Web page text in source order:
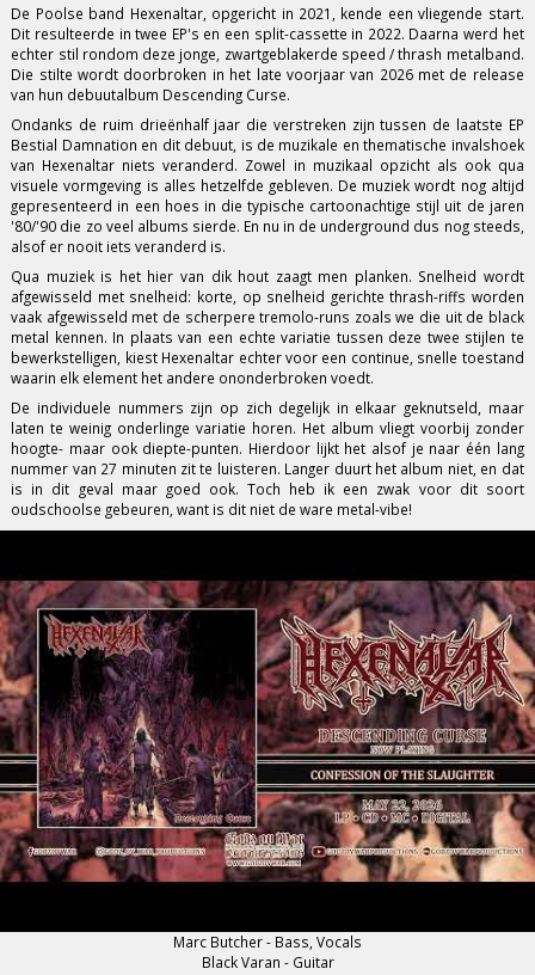
De Poolse band Hexenaltar, opgericht in 2021, kende een vliegende start.
Dit resulteerde in twee EP's en een split-cassette in 2022. Daarna werd het
echter stil rondom deze jonge, zwartgeblakerde speed / thrash metalband.
Die stilte wordt doorbroken in het late voorjaar van 2026 met de release
van hun debuutalbum Descending Curse.
Ondanks de ruim drieënhalf jaar die verstreken zijn tussen de laatste EP
Bestial Damnation en dit debuut, is de muzikale en thematische invalshoek
van Hexenaltar niets veranderd. Zowel in muzikaal opzicht als ook qua
visuele vormgeving is alles hetzelfde gebleven. De muziek wordt nog altijd
gepresenteerd in een hoes in die typische cartoonachtige stijl uit de jaren
'80/'90 die zo veel albums sierde. En nu in de underground dus nog steeds,
alsof er nooit iets veranderd is.
Qua muziek is het hier van dik hout zaagt men planken. Snelheid wordt
afgewisseld met snelheid: korte, op snelheid gerichte thrash-riffs worden
vaak afgewisseld met de scherpere tremolo-runs zoals we die uit de black
metal kennen. In plaats van een echte variatie tussen deze twee stijlen te
bewerkstelligen, kiest Hexenaltar echter voor een continue, snelle toestand
waarin elk element het andere ononderbroken voedt.
De individuele nummers zijn op zich degelijk in elkaar geknutseld, maar
laten te weinig onderlinge variatie horen. Het album vliegt voorbij zonder
hoogte- maar ook diepte-punten. Hierdoor lijkt het alsof je naar één lang
nummer van 27 minuten zit te luisteren. Langer duurt het album niet, en dat
is in dit geval maar goed ook. Toch heb ik een zwak voor dit soort
oudschoolse gebeuren, want is dit niet de ware metal-vibe!
Marc Butcher - Bass, Vocals
Black Varan - Guitar